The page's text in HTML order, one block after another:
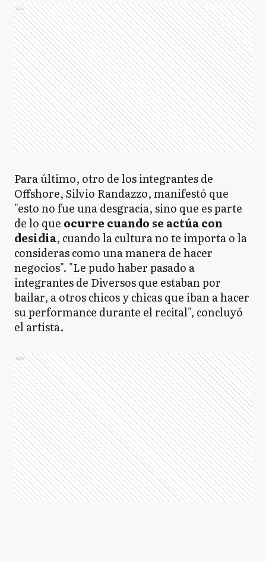
Ads
Para último, otro de los integrantes de
Offshore, Silvio Randazzo, manifestó que
"esto no fue una desgracia, sino que es parte
de lo que ocurre cuando se actúa con
desidia, cuando la cultura no te importa o la
consideras como una manera de hacer
negocios". "Le pudo haber pasado a
integrantes de Diversos que estaban por
bailar, a otros chicos y chicas que iban a hacer
su performance durante el recital", concluyó
el artista.
Ads